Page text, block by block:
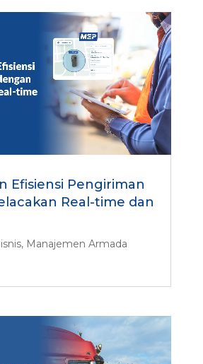
Efisiensi Pengiriman
Real-time dan
, Manajemen Armada